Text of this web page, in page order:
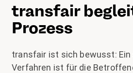
transfair
Prozess
transfair ist sich bewusst: Ein
Verfahren ist für die